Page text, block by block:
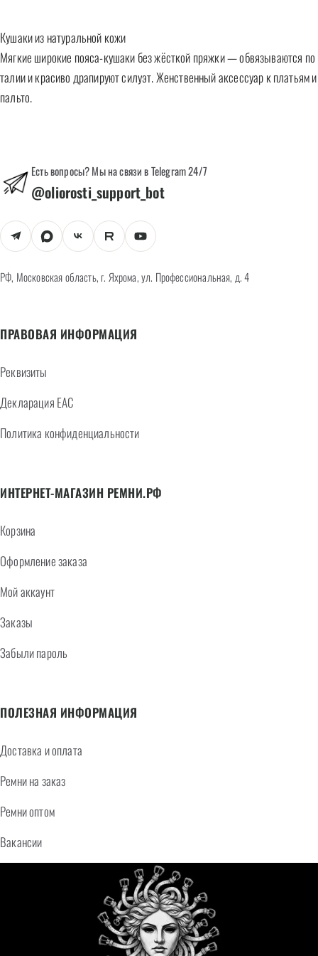
Кушаки из натуральной кожи
Мягкие широкие пояса-кушаки без жёсткой пряжки — обвязываются по
талии и красиво драпируют силуэт. Женственный аксессуар к платьям и
пальто.
Есть вопросы? Мы на связи в Telegram 24/7
@oliorosti_support_bot
РФ, Московская область, г. Яхрома, ул. Профессиональная, д. 4
ПРАВОВАЯ ИНФОРМАЦИЯ
Реквизиты
Декларация EAC
Политика конфиденциальности
ИНТЕРНЕТ-МАГАЗИН РЕМНИ.РФ
Корзина
Оформление заказа
Мой аккаунт
Заказы
Забыли пароль
ПОЛЕЗНАЯ ИНФОРМАЦИЯ
Доставка и оплата
Ремни на заказ
Ремни оптом
Вакансии